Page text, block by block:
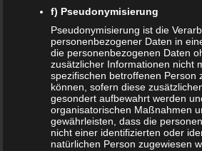
NEUE ARTIKEL
Das sind die vier Phasen der Eltern-
f) Pseudonymisierung
Pseudonymisierung ist die
personenbezogener Daten in
die personenbezogenen Daten
zusätzlicher Informationen nicht
spezifischen betroffenen Person
können, sofern diese
gesondert aufbewahrt werden
organisatorischen Maßnahmen
gewährleisten, dass die
nicht einer identifizierten oder
natürlichen Person zugewiesen